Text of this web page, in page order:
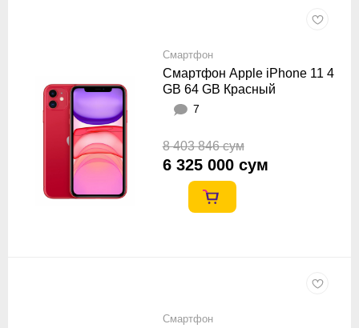
Смартфон
Смартфон Apple iPhone 11 4
GB 64 GB Красный
7
8 403 846 сум
6 325 000 сум
Смартфон